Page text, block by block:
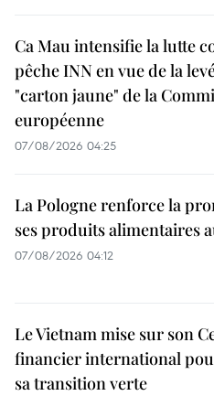
Ca Mau intensifie la lutte
pêche INN en vue de la
"carton jaune" de la
européenne
07/08/2026 04:25
La Pologne renforce la
ses produits alimentaires
07/08/2026 04:12
Le Vietnam mise sur son
financier international
sa transition verte